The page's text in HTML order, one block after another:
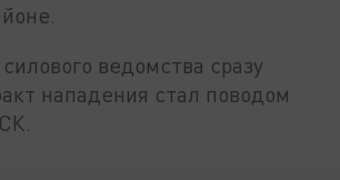
ведомства сразу
нападения стал поводом